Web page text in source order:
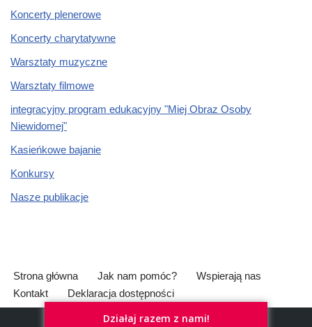
Koncerty plenerowe
Koncerty charytatywne
Warsztaty muzyczne
Warsztaty filmowe
integracyjny program edukacyjny "Miej Obraz Osoby
Niewidomej"
Kasieńkowe bajanie
Konkursy
Nasze publikacje
Strona główna Jak nam pomóc?
Wspierają nas
Kontakt
Deklaracja dostępności
Neve| Powered byWordPress
Działaj razem z nami!